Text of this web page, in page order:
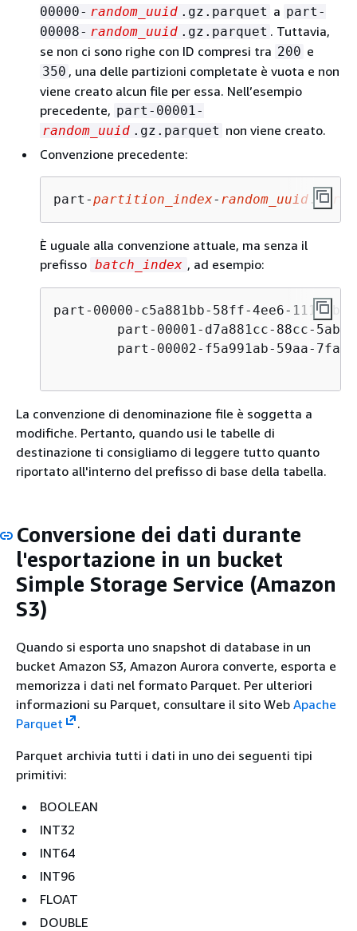
00000- random_uuid .gz.parquet a part-
00008- random_uuid .gz.parquet . Tuttavia,
se non ci sono righe con ID compresi tra 200 e
350 , una delle partizioni completate è vuota e non
viene creato alcun file per essa. Nell’esempio
precedente, part-00001-
random_uuid .gz.parquet non viene creato.
Convenzione precedente:
part-partition_index- random_uuid .
È uguale alla convenzione attuale, ma senza il
prefisso batch_index , ad esempio:
part-00000-c5a881bb-58ff-4ee6-1111-
La convenzione di denominazione file è soggetta a
modifiche. Pertanto, quando usi le tabelle di
destinazione ti consigliamo di leggere tutto quanto
riportato all'interno del prefisso di base della tabella.
Conversione dei dati durante
l'esportazione in un bucket
Simple Storage Service (Amazon
S3)
Quando si esporta uno snapshot di database in un
bucket Amazon S3, Amazon Aurora converte, esporta e
memorizza i dati nel formato Parquet. Per ulteriori
informazioni su Parquet, consultare il sito Web Apache
Parquet
.
Parquet archivia tutti i dati in uno dei seguenti tipi
primitivi:
BOOLEAN
INT32
INT64
INT96
FLOAT
DOUBLE